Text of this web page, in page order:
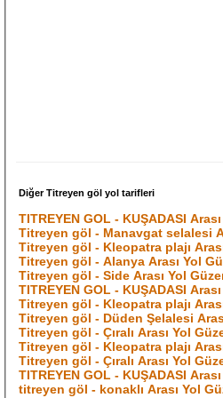
Diğer Titreyen göl yol tarifleri
TITREYEN GOL - KUŞADASI
Titreyen göl - Manavgat selalesi
Titreyen göl - Kleopatra plajı
Titreyen göl - Alanya Arası Yol
Titreyen göl - Side Arası Yol
TITREYEN GOL - KUŞADASI
Titreyen göl - Kleopatra plajı
Titreyen göl - Düden Şelalesi
Titreyen göl - Çıralı Arası Yol
Titreyen göl - Kleopatra plajı
Titreyen göl - Çıralı Arası Yol
TITREYEN GOL - KUŞADASI
titreyen göl - konaklı Arası Yol